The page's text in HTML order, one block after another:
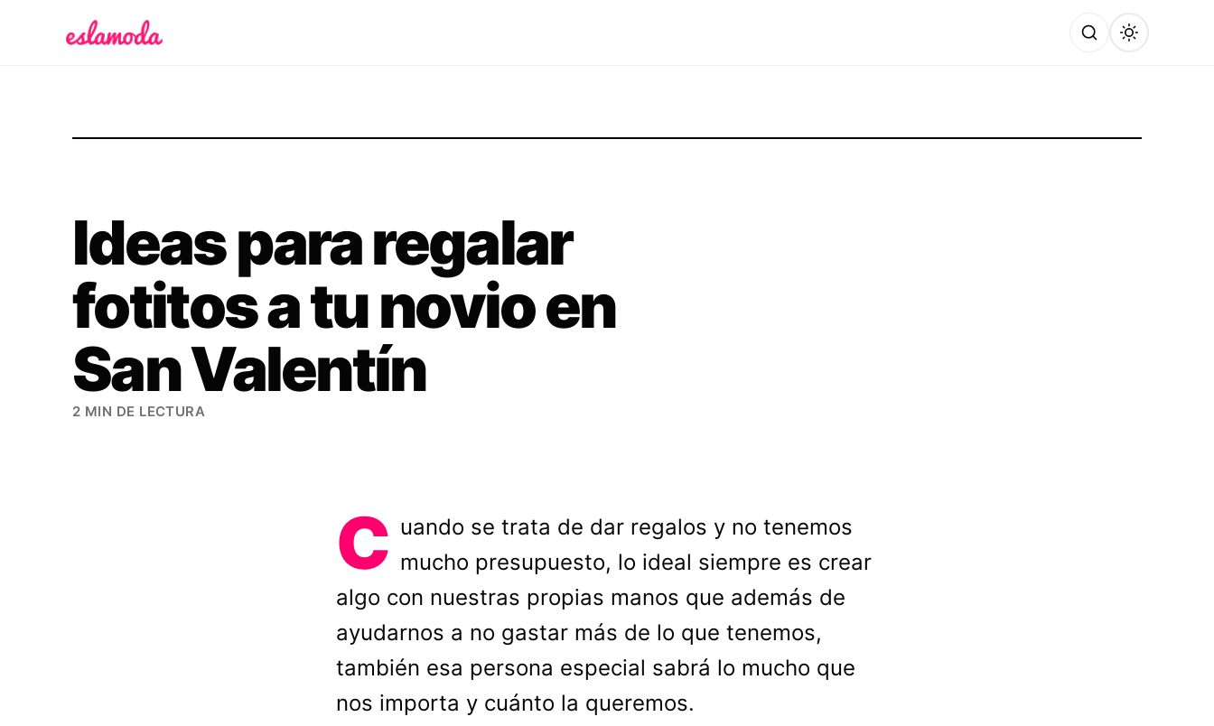
Ideas para regalar
fotitos a tu novio en
San Valentín
2 MIN DE LECTURA
C uando se trata de dar regalos y no tenemos
mucho presupuesto, lo ideal siempre es crear
algo con nuestras propias manos que además de
ayudarnos a no gastar más de lo que tenemos,
también esa persona especial sabrá lo mucho que
nos importa y cuánto la queremos.